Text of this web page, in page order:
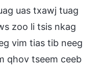
uas txawj tuag
zoo li tsis nkag
vim tias tib neeg
qhov tseem ceeb